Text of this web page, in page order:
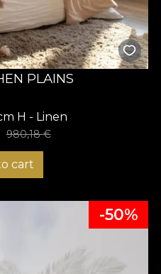
PLAINS
H - Linen
980,18€
cart
-50%